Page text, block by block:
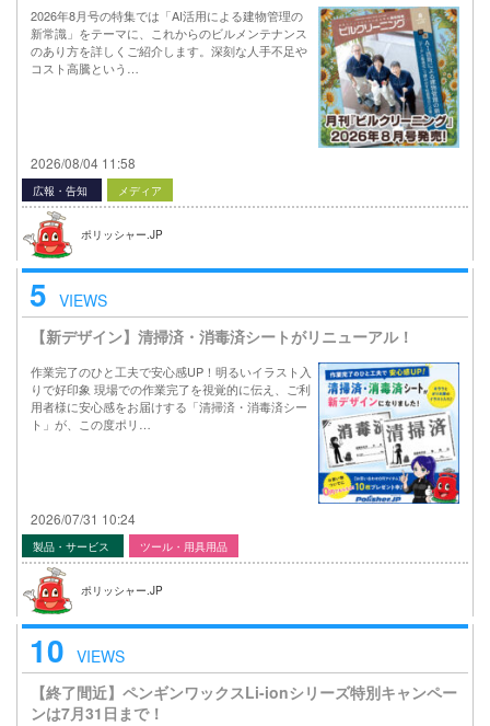
2026年8月号の特集では「AI活用による建物管理の
新常識」をテーマに、これからのビルメンテナンス
のあり方を詳しくご紹介します。深刻な人手不足や
コスト高騰という…
2026/08/04 11:58
広報・告知 メディア
ポリッシャー.JP
5 VIEWS
【新デザイン】清掃済・消毒済シートがリニューアル！
作業完了のひと工夫で安心感UP！明るいイラスト入
りで好印象 現場での作業完了を視覚的に伝え、ご利
用者様に安心感をお届けする「清掃済・消毒済シー
ト」が、この度ポリ…
2026/07/31 10:24
製品・サービス ツール・用具用品
ポリッシャー.JP
10 VIEWS
【終了間近】ペンギンワックスLi-ionシリーズ特別キャンペー
ンは7月31日まで！